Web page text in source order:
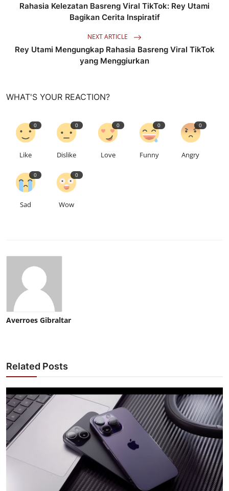
Rahasia Kelezatan Basreng Viral TikTok: Rey Utami
Bagikan Cerita Inspiratif
NEXT ARTICLE
Rey Utami Mengungkap Rahasia Basreng Viral TikTok
yang Menggiurkan
WHAT'S YOUR REACTION?
0
Like
0
Dislike
0
Love
0
Funny
0
Angry
0
Sad
0
Wow
Averroes Gibraltar
Related Posts